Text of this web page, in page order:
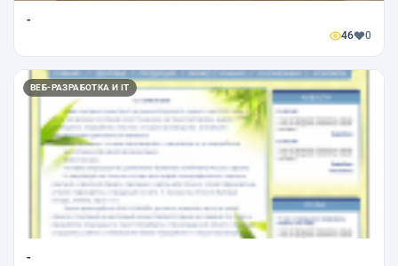
-
46 0
ВЕБ-РАЗРАБОТКА И IT
-